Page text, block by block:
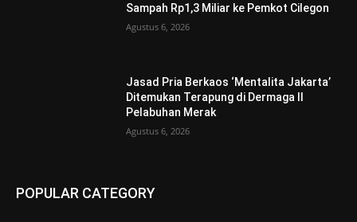
Sampah Rp1,3 Miliar ke Pemkot Cilegon
Agustus 6, 2026
Jasad Pria Berkaos ‘Mentalita Jakarta’
Ditemukan Terapung di Dermaga II
Pelabuhan Merak
Agustus 6, 2026
POPULAR CATEGORY